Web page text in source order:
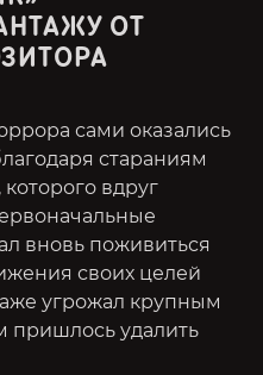
ОТ
сами оказались
стараниям
вдруг
вновь поживиться
своих целей
угрожал крупным
пришлось удалить